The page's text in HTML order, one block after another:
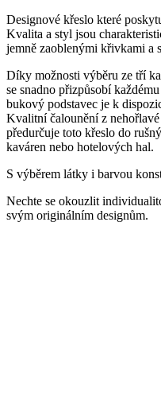
Designové křeslo které
Kvalita a styl jsou
jemně zaoblenými křivkami a
Díky možnosti výběru ze tří
se snadno přizpůsobí
bukový podstavec je k
Kvalitní čalounění z
předurčuje toto křeslo do
kaváren nebo hotelových hal.
S výběrem látky i barvou
Nechte se okouzlit
svým originálním designům.